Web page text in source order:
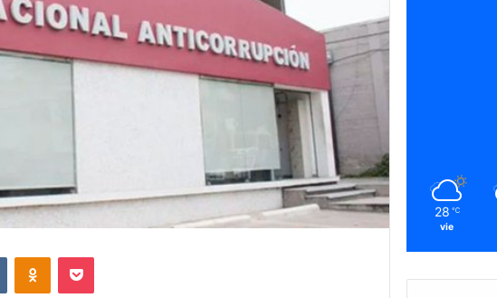
VKontakteOdnoklassniki
Pocket
28 ℃
vie